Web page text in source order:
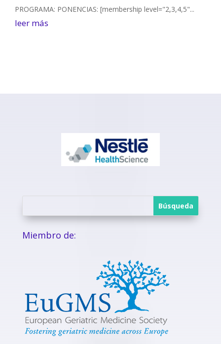
PROGRAMA: PONENCIAS: [membership level="2,3,4,5"...
leer más
Miembro de: